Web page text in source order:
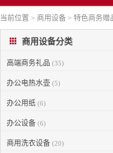
当前位置 > 商用设备 > 特色商务赠
商用设备分类
高端商务礼品 (35)
办公电热水壶 (5)
办公用纸 (6)
办公设备 (6)
商用洗衣设备 (20)